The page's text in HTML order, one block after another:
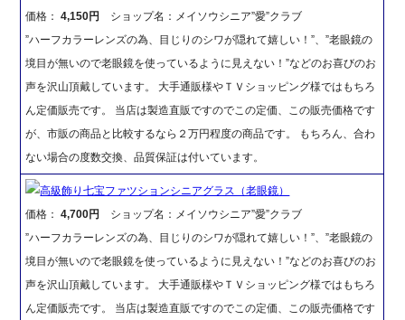
価格：4,150円
ショップ名：メイソウシニア”愛”クラブ
”ハーフカラーレンズの為、目じりのシワが隠れて嬉しい！”、”老眼鏡の
境目が無いので老眼鏡を使っているように見えない！”などのお喜びのお
声を沢山頂戴しています。 大手通販様やＴＶショッピング様ではもちろ
ん定価販売です。 当店は製造直販ですのでこの定価、この販売価格です
が、市販の商品と比較するなら２万円程度の商品です。 もちろん、合わ
ない場合の度数交換、品質保証は付いています。
高級飾り七宝ファツションシニアグラス（老眼鏡）
価格：4,700円
ショップ名：メイソウシニア”愛”クラブ
”ハーフカラーレンズの為、目じりのシワが隠れて嬉しい！”、”老眼鏡の
境目が無いので老眼鏡を使っているように見えない！”などのお喜びのお
声を沢山頂戴しています。 大手通販様やＴＶショッピング様ではもちろ
ん定価販売です。 当店は製造直販ですのでこの定価、この販売価格です